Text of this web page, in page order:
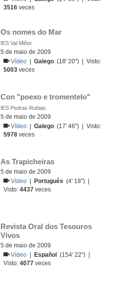
3516 veces
Os nomes do Mar
IES Val Miñor
5 de maio de 2009
Vídeo
|Galego (18' 20'') | Visto:
5003 veces
Con "poexo e tromentelo"
IES Pedras Rubias
5 de maio de 2009
Vídeo
|Galego (17' 46'') | Visto:
5978 veces
As Trapicheiras
5 de maio de 2009
Vídeo
Portugués (4' 18'') |
Visto:4437 veces
Revista Oral dos Tesouros
Vivos
5 de maio de 2009
Vídeo
Español
(154' 22'') |
Visto:4077 veces